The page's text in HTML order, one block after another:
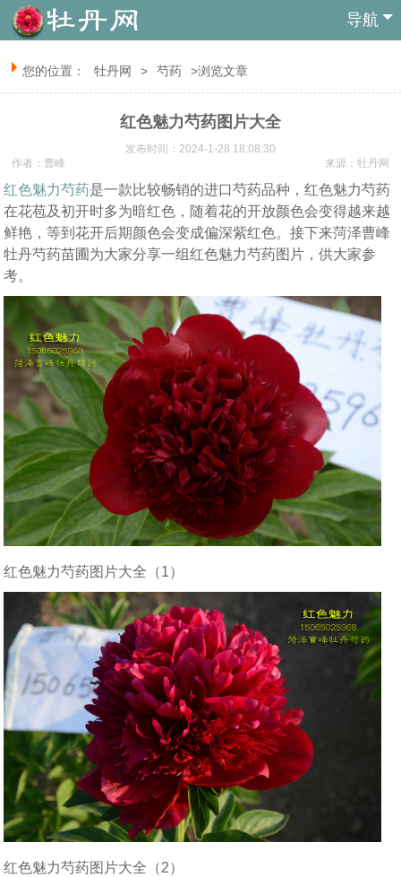
导航
您的位置： 牡丹网 > 芍药 >浏览文章
红色魅力芍药图片大全
发布时间：2024-1-28 18:08:30
来源： 牡丹网
作者：曹峰
红色魅力芍药是一款比较畅销的进口芍药品种，红色魅力芍药
在花苞及初开时多为暗红色，随着花的开放颜色会变得越来越
鲜艳，等到花开后期颜色会变成偏深紫红色。接下来菏泽曹峰
牡丹芍药苗圃为大家分享一组红色魅力芍药图片，供大家参
考。
红色魅力芍药图片大全（1）
红色魅力芍药图片大全（2）